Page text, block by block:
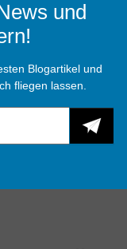
und
Blogartikel und
fliegen lassen.